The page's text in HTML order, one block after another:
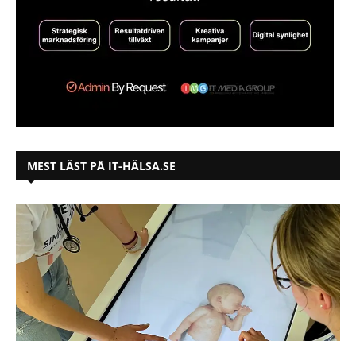
MEST LÄST PÅ IT-HÄLSA.SE